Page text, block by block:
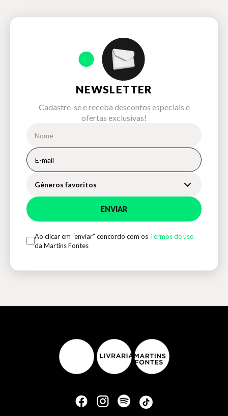
NEWSLETTER
Cadastre-se e receba descontos especiais e
ofertas exclusivas!
Gêneros favoritos
ENVIAR
Ao clicar em “enviar” concordo com os Termos de uso
da Martins Fontes